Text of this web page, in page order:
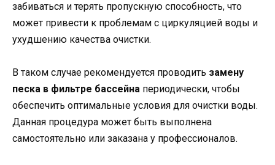
забиваться и терять пропускную способность, что
может привести к проблемам с циркуляцией воды и
ухудшению качества очистки.
В таком случае рекомендуется проводить замену
песка в фильтре бассейна периодически, чтобы
обеспечить оптимальные условия для очистки воды.
Данная процедура может быть выполнена
самостоятельно или заказана у профессионалов.